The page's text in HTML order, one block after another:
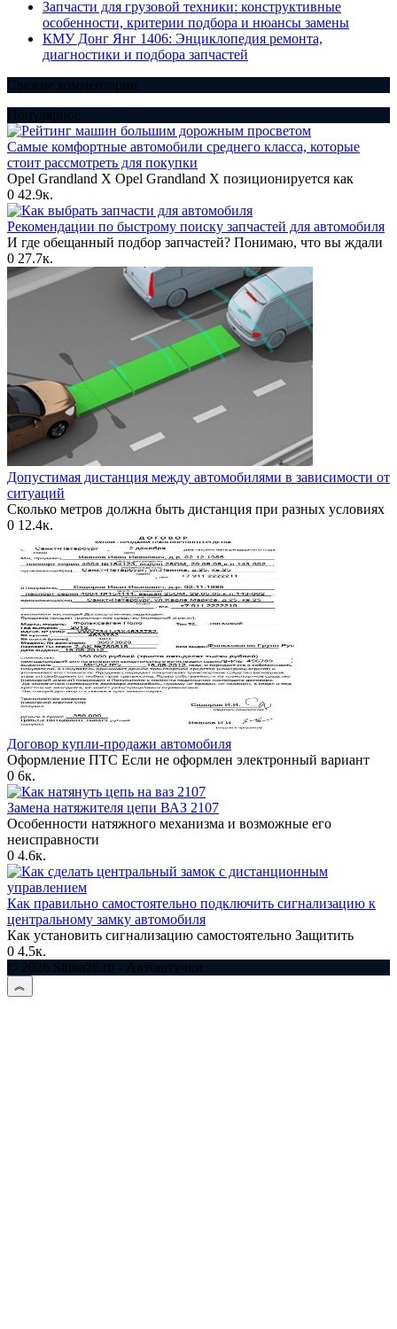
Запчасти для грузовой техники: конструктивные
особенности, критерии подбора и нюансы замены
КМУ Донг Янг 1406: Энциклопедия ремонта,
диагностики и подбора запчастей
Свежие комментарии
Популярное
Самые комфортные автомобили среднего класса, которые
стоит рассмотреть для покупки
Opel Grandland X Opel Grandland X позиционируется как
0 42.9к.
Рекомендации по быстрому поиску запчастей для автомобиля
И где обещанный подбор запчастей? Понимаю, что вы ждали
0 27.7к.
Допустимая дистанция между автомобилями в зависимости от
ситуаций
Сколько метров должна быть дистанция при разных условиях
0 12.4к.
Договор купли-продажи автомобиля
Оформление ПТС Если не оформлен электронный вариант
0 6к.
Замена натяжителя цепи ВАЗ 2107
Особенности натяжного механизма и возможные его
неисправности
0 4.6к.
Как правильно самостоятельно подключить сигнализацию к
центральному замку автомобиля
Как установить сигнализацию самостоятельно Защитить
0 4.5к.
© 2026 Shina26.ru - Автоштучки